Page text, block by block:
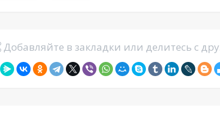
Добавляйте в закладки или делитесь с